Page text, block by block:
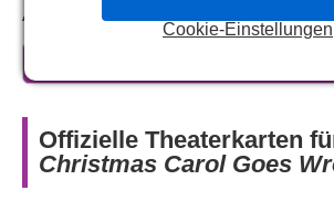
Apollo Theatre im West End Premiere.
wieder da und bringt die frohe
Verwüstung mit, um sich in ein neues
Charles Dickens'
Offizielle Theaterkarten
Christmas Carol Goes
Cookie-Einstellungen